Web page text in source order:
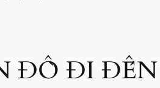
ĐỒ ĐI ĐẾN